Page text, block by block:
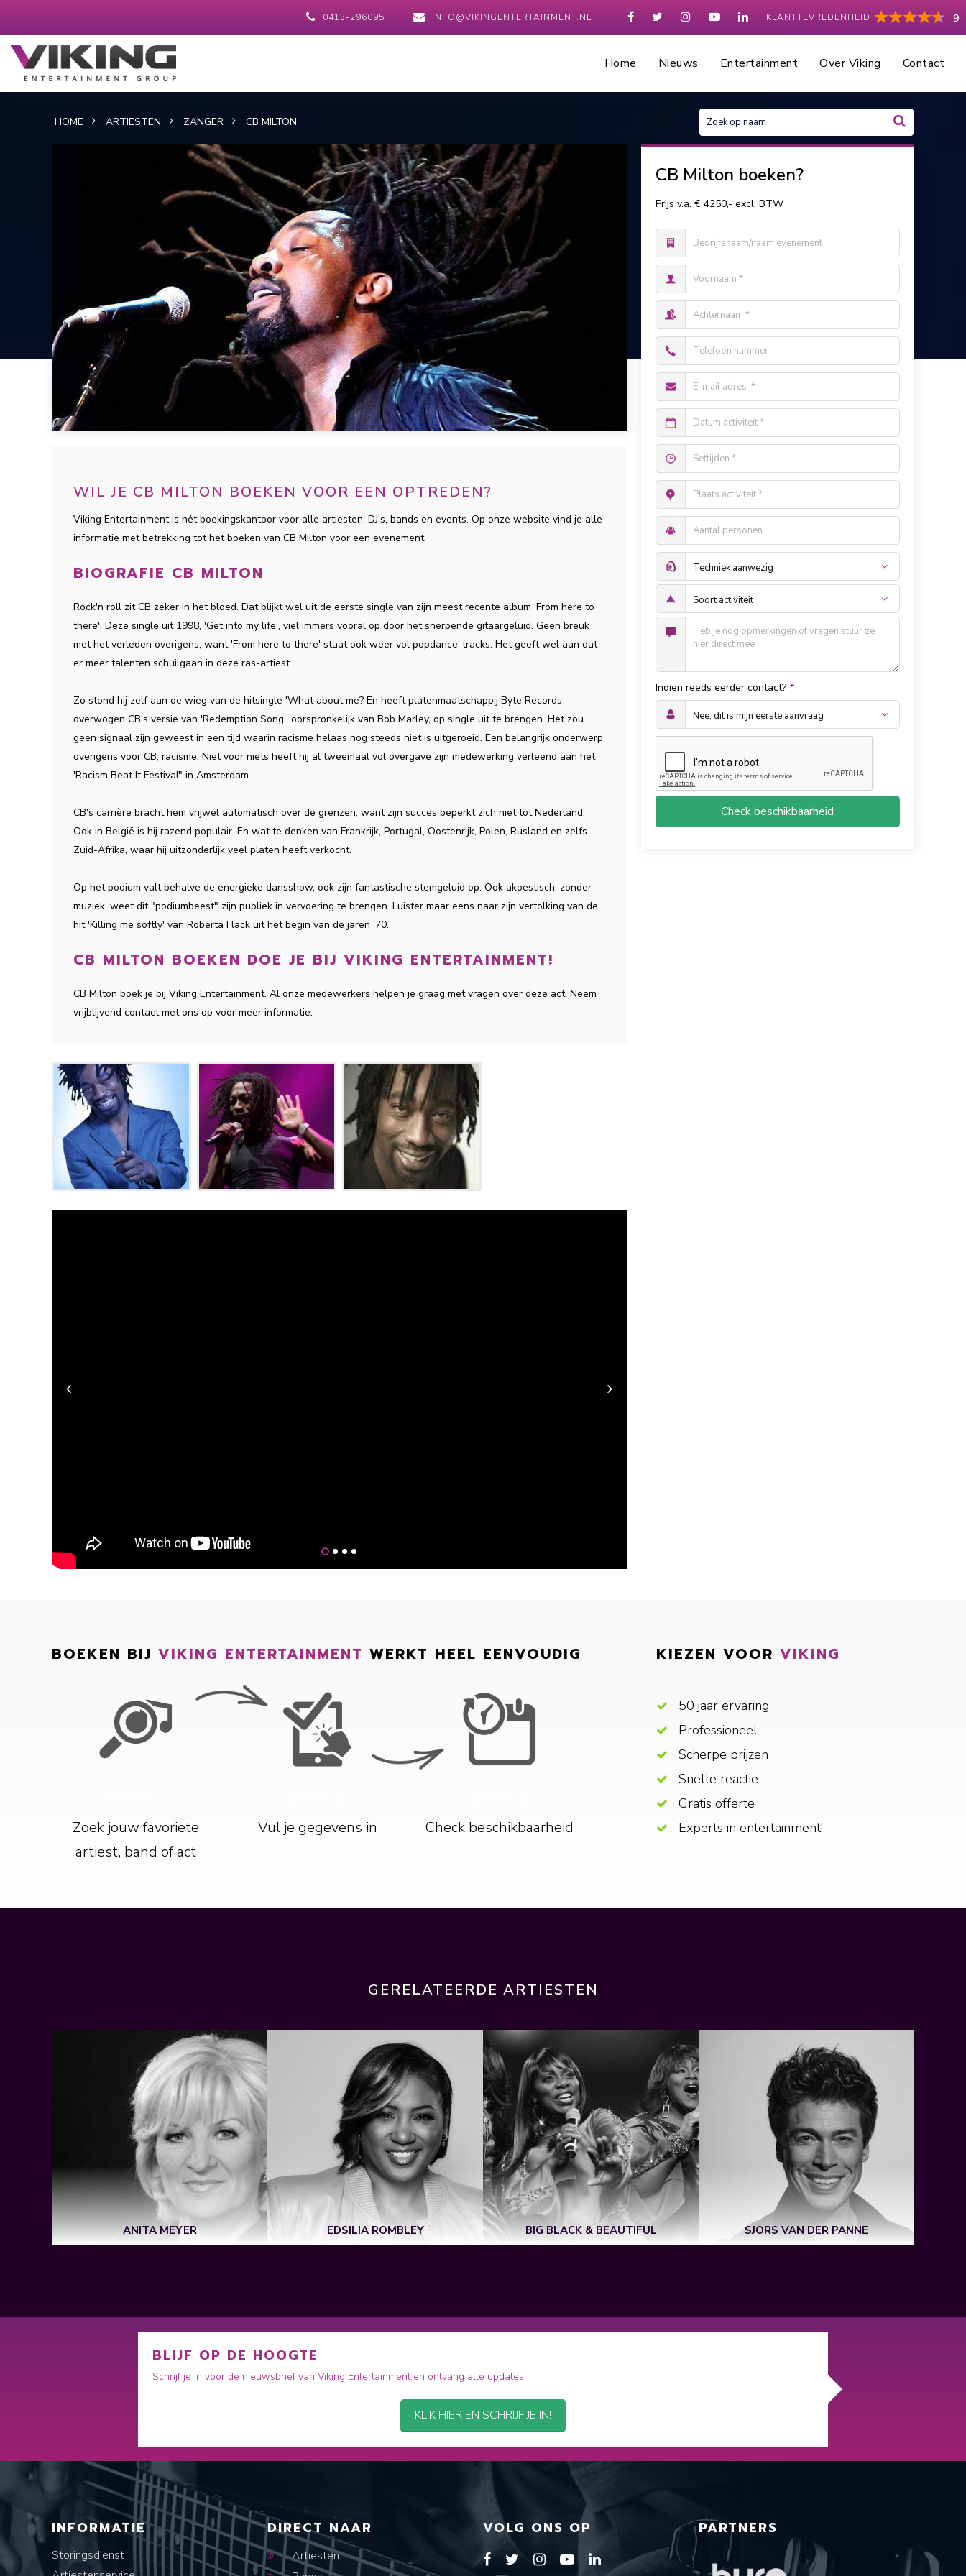
KLANTTEVREDENHEID 9
0413-296095 INFO@VIKINGENTERTAINMENT.NL
Home Nieuws Entertainment Over Viking Contact
HOME ARTIESTEN ZANGER CB MILTON
WIL JE CB MILTON BOEKEN VOOR EEN OPTREDEN?
Viking Entertainment is hét boekingskantoor voor alle artiesten, DJ's, bands en events. Op onze website vind je alle
informatie met betrekking tot het boeken van CB Milton voor een evenement.
BIOGRAFIE CB MILTON
Rock'n roll zit CB zeker in het bloed. Dat blijkt wel uit de eerste single van zijn meest recente album 'From here to
there'. Deze single uit 1998, 'Get into my life', viel immers vooral op door het snerpende gitaargeluid. Geen breuk
met het verleden overigens, want 'From here to there' staat ook weer vol popdance-tracks. Het geeft wel aan dat
er meer talenten schuilgaan in deze ras-artiest.
Zo stond hij zelf aan de wieg van de hitsingle 'What about me? En heeft platenmaatschappij Byte Records
overwogen CB's versie van 'Redemption Song', oorspronkelijk van Bob Marley, op single uit te brengen. Het zou
geen signaal zijn geweest in een tijd waarin racisme helaas nog steeds niet is uitgeroeid. Een belangrijk onderwerp
overigens voor CB, racisme. Niet voor niets heeft hij al tweemaal vol overgave zijn medewerking verleend aan het
'Racism Beat It Festival" in Amsterdam.
CB's carrière bracht hem vrijwel automatisch over de grenzen, want zijn succes beperkt zich niet tot Nederland.
Ook in België is hij razend populair. En wat te denken van Frankrijk, Portugal, Oostenrijk, Polen, Rusland en zelfs
Zuid-Afrika, waar hij uitzonderlijk veel platen heeft verkocht.
Op het podium valt behalve de energieke dansshow, ook zijn fantastische stemgeluid op. Ook akoestisch, zonder
muziek, weet dit "podiumbeest" zijn publiek in vervoering te brengen. Luister maar eens naar zijn vertolking van de
hit 'Killing me softly' van Roberta Flack uit het begin van de jaren '70.
CB MILTON BOEKEN DOE JE BIJ VIKING ENTERTAINMENT!
CB Milton boek je bij Viking Entertainment. Al onze medewerkers helpen je graag met vragen over deze act. Neem
vrijblijvend contact met ons op voor meer informatie.
CB Milton boeken?
Prijs v.a. € 4250,- excl. BTW
Indien reeds eerder contact? *
Check beschikbaarheid
BOEKEN BIJ VIKING ENTERTAINMENT WERKT HEEL EENVOUDIG
Zoek jouw favoriete
artiest, band of act
Vul je gegevens in Check beschikbaarheid
KIEZEN VOOR VIKING
50 jaar ervaring
Professioneel
Scherpe prijzen
Snelle reactie
Gratis offerte
Experts in entertainment!
GERELATEERDE ARTIESTEN
ANITA MEYER EDSILIA ROMBLEY BIG BLACK & BEAUTIFUL SJORS VAN DER PANNE
BLIJF OP DE HOOGTE
Schrijf je in voor de nieuwsbrief van Viking Entertainment en ontvang alle updates!
KLIK HIER EN SCHRIJF JE IN!
INFORMATIE
Storingsdienst
DIRECT NAAR
Artiesten
VOLG ONS OP PARTNERS
1